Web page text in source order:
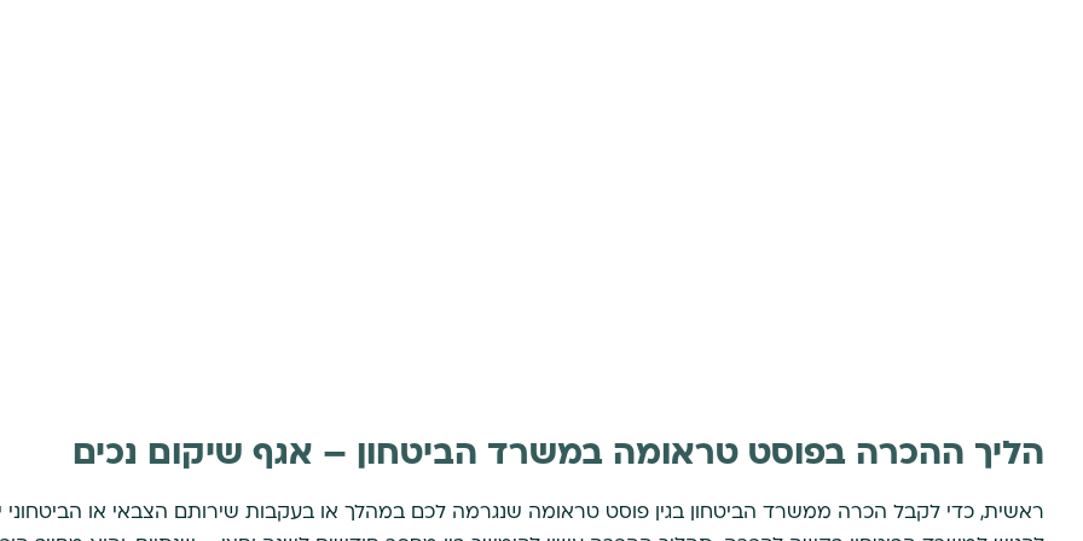
הליך ההכרה בפוסט טראומה במשרד הביטחון – אגף שיקום נכים
ראשית, כדי לקבל הכרה ממשרד הביטחון בגין פוסט טראומה שנגרמה לכם במהלך או בעקבות שירותם הצבאי או הביטחוני